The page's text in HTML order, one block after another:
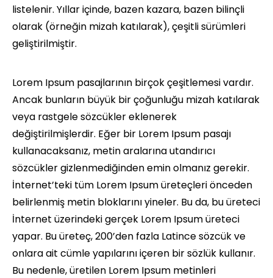
listelenir. Yıllar içinde, bazen kazara, bazen bilinçli
olarak (örneğin mizah katılarak), çeşitli sürümleri
geliştirilmiştir.
Lorem Ipsum pasajlarının birçok çeşitlemesi vardır.
Ancak bunların büyük bir çoğunluğu mizah katılarak
veya rastgele sözcükler eklenerek
değiştirilmişlerdir. Eğer bir Lorem Ipsum pasajı
kullanacaksanız, metin aralarına utandırıcı
sözcükler gizlenmediğinden emin olmanız gerekir.
İnternet’teki tüm Lorem Ipsum üreteçleri önceden
belirlenmiş metin bloklarını yineler. Bu da, bu üreteci
İnternet üzerindeki gerçek Lorem Ipsum üreteci
yapar. Bu üreteç, 200’den fazla Latince sözcük ve
onlara ait cümle yapılarını içeren bir sözlük kullanır.
Bu nedenle, üretilen Lorem Ipsum metinleri